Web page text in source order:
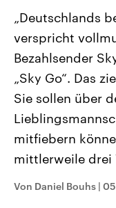
Landtagswahl
2026
Alle Informationen
Sachsen-Anhalt
September 2026
Landtag. Seit 2021
Bundesland von
Umfragen,
und Hintergründe zu
und Kandidaten der
Sendungen
„Deutschlands
verspricht
Bezahlsender
„Sky Go“. Das
Sie sollen über
mitfiebern
mittlerweile drei
Von Daniel Bouhs |